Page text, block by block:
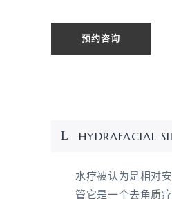
预约咨询
HYDRAFACIAL
水疗被认为是相对
管它是一个去角质